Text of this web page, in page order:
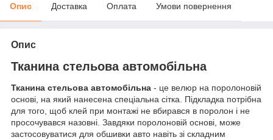
Опис Доставка Оплата Умови повернення
Опис
Тканина стельова автомобільна
Тканина стельова автомобільна - це велюр на поролоновій
основі, на який нанесена спеціальна сітка. Підкладка потрібна
для того, щоб клей при монтажі не вбирався в поролон і не
просочувався назовні. Завдяки поролоновій основі, може
застосовуватися для обшивки авто навіть зі складним